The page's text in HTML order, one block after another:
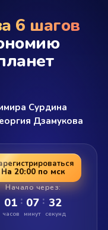
6 шагов
Сурдина
Дзамукова
На 20:00 по мск
Начало через:
01
часов
: 07
минут
: 32
секунд